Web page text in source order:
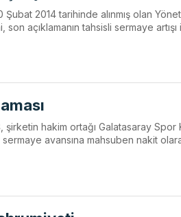
2014 tarihinde alınmış olan
açıklamanın tahsisli sermaye
şirketin hakim ortağı Galatasaray Spor
avansına mahsuben nakit